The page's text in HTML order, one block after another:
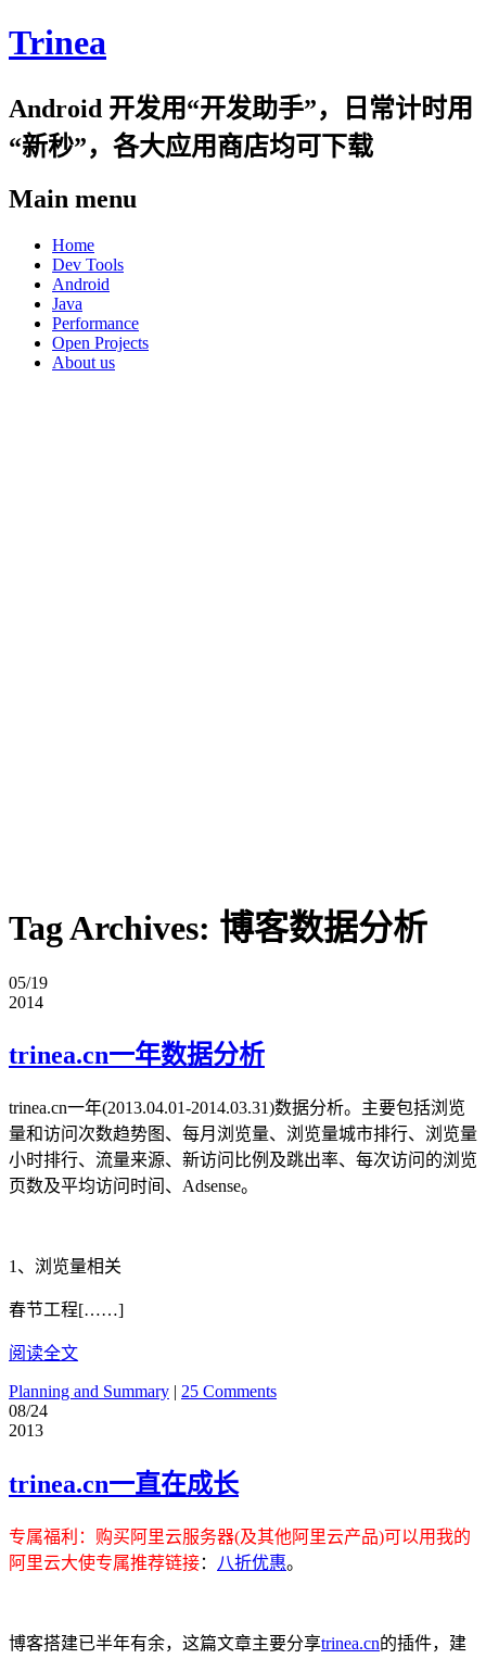
Trinea
Android 开发用“开发助手”，日常计时用
“新秒”，各大应用商店均可下载
Main menu
Skip
content
Home
Dev Tools
Android
Java
Performance
Open Projects
About us
Tag Archives: 博客数据分析
05/19
2014
trinea.cn一年数据分析
trinea.cn一年(2013.04.01-2014.03.31)数据分析。主要包括浏览
量和访问次数趋势图、每月浏览量、浏览量城市排行、浏览量
小时排行、流量来源、新访问比例及跳出率、每次访问的浏览
页数及平均访问时间、Adsense。
1、浏览量相关
春节工程[……]
阅读全文
Planning and Summary | 25 Comments
08/24
2013
trinea.cn一直在成长
专属福利 ：购买阿里云服务器(及其他阿里云产品)可以用我的
阿里云大使专属推荐链接： 八折优惠。
博客搭建已半年有余，这篇文章主要分享trinea.cn的插件，建